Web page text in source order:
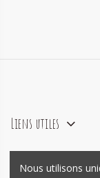
Liens utiles
Nous utilisons